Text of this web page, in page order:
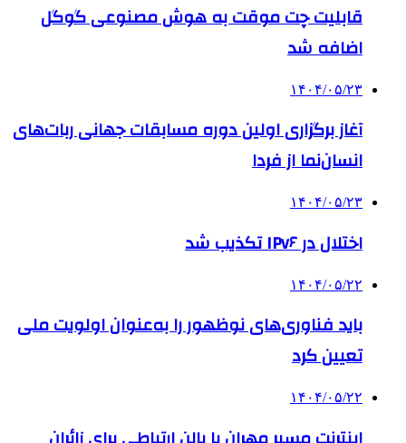
قابلیت چت موقت به هوش مصنوعی گوگل
اضافه شد
۱۴۰۴/۰۵/۲۳
آغاز برگزاری اولین دوره مسابقات جهانی ربات‌های
انسان‌نما از فردا
۱۴۰۴/۰۵/۲۳
اختلال در IPv۶ تکذیب شد
۱۴۰۴/۰۵/۲۲
باید فناوری‌های نوظهور را به‌عنوان اولویت ملی
تعیین کرد
۱۴۰۴/۰۵/۲۲